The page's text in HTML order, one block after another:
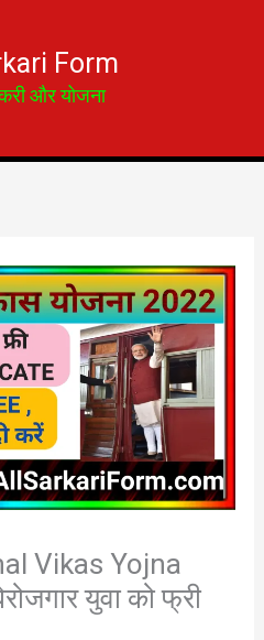
Form
और योजना
Vikas Yojna
युवा को फ्री